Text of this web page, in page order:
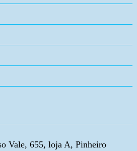
Vale, 655, loja A, Pinheiro